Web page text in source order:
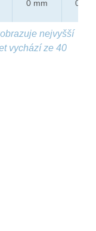
0 mm 0 mm
nejvyšší
vychází ze 40